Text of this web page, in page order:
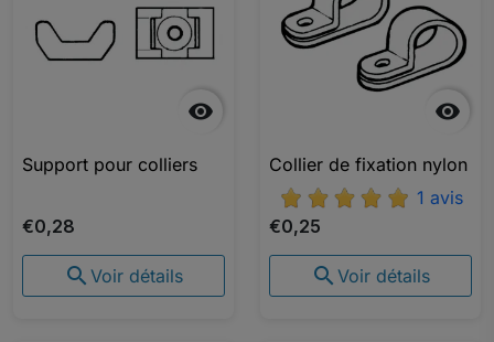

Support pour colliers
€0,28
 Voir détails

Collier de fixation nylon
1 avis
€0,25
 Voir détails